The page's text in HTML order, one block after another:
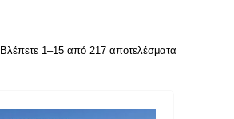
Βλέπετε 1–15 από 217 αποτελέσματα